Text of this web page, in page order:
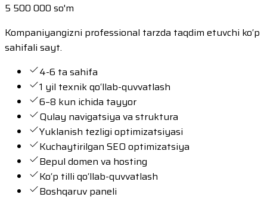
5 500 000 so'm
Kompaniyangizni professional tarzda taqdim etuvchi ko‘p
sahifali sayt.
4-6 ta sahifa
1 yil texnik qo‘llab-quvvatlash
6–8 kun ichida tayyor
Qulay navigatsiya va struktura
Yuklanish tezligi optimizatsiyasi
Kuchaytirilgan SEO optimizatsiya
Bepul domen va hosting
Ko‘p tilli qo‘llab-quvvatlash
Boshqaruv paneli